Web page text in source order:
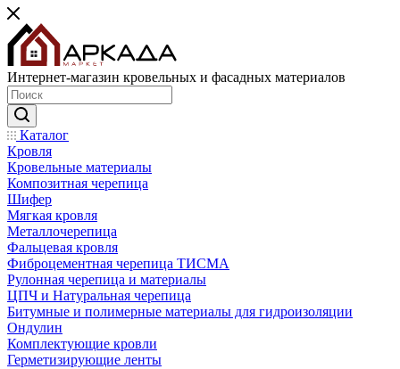
Интернет-магазин кровельных и фасадных материалов
Каталог
Кровля
Кровельные материалы
Композитная черепица
Шифер
Мягкая кровля
Металлочерепица
Фальцевая кровля
Фиброцементная черепица ТИСМА
Рулонная черепица и материалы
ЦПЧ и Натуральная черепица
Битумные и полимерные материалы для гидроизоляции
Ондулин
Комплектующие кровли
Герметизирующие ленты